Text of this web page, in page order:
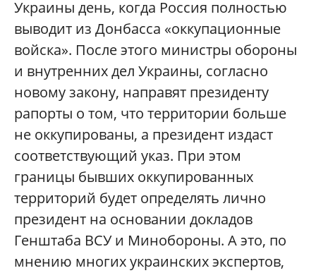
Украины день, когда Россия полностью
выводит из Донбасса «оккупационные
войска». После этого министры обороны
и внутренних дел Украины, согласно
новому закону, направят президенту
рапорты о том, что территории больше
не оккупированы, а президент издаст
соответствующий указ. При этом
границы бывших оккупированных
территорий будет определять лично
президент на основании докладов
Генштаба ВСУ и Минобороны. А это, по
мнению многих украинских экспертов,